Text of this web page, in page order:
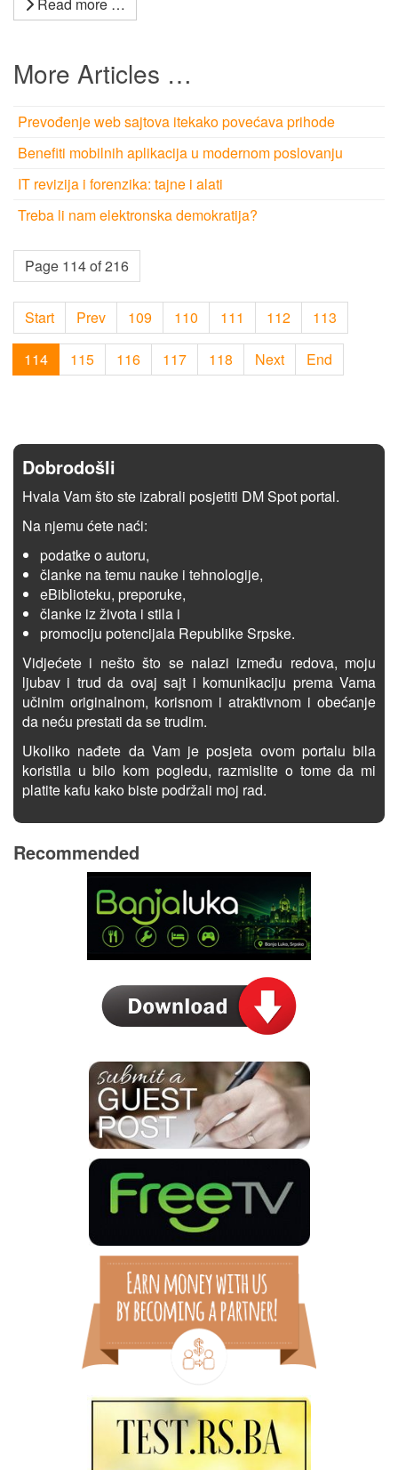
Read more …
More Articles …
Prevođenje web sajtova itekako povećava prihode
Benefiti mobilnih aplikacija u modernom poslovanju
IT revizija i forenzika: tajne i alati
Treba li nam elektronska demokratija?
Page 114 of 216
Start Prev 109 110 111 112 113
114 115 116 117 118 Next End
Dobrodošli
Hvala Vam što ste izabrali posjetiti DM Spot portal.
Na njemu ćete naći:
podatke o autoru,
članke na temu nauke i tehnologije,
eBiblioteku, preporuke,
članke iz života i stila i
promociju potencijala Republike Srpske.
Vidjećete i nešto što se nalazi između redova, moju
ljubav i trud da ovaj sajt i komunikaciju prema Vama
učinim originalnom, korisnom i atraktivnom i obećanje
da neću prestati da se trudim.
Ukoliko nađete da Vam je posjeta ovom portalu bila
koristila u bilo kom pogledu, razmislite o tome da mi
platite kafu kako biste podržali moj rad.
Recommended